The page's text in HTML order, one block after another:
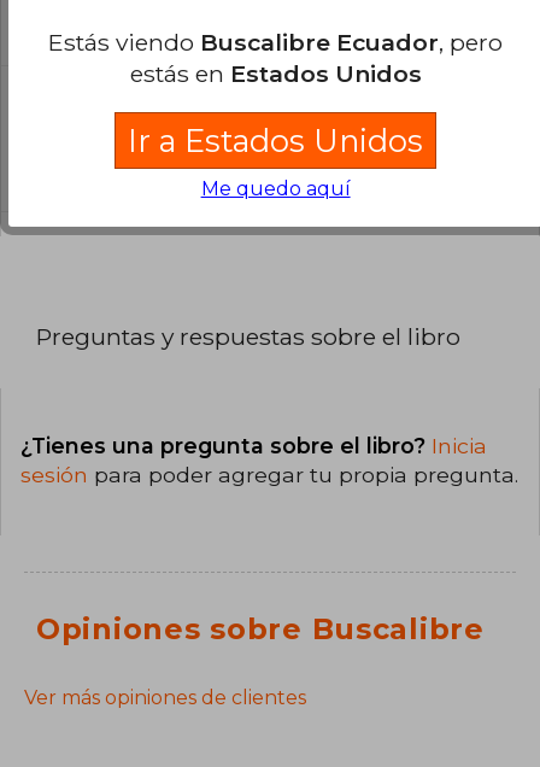
La encuadernación de esta edición es Tapa
Preguntas y respuestas sobre el libro
¿Tienes una pregunta sobre el libro? Inicia
sesión para poder agregar tu propia pregunta.
Opiniones sobre Buscalibre
Ver más opiniones de clientes
Estás viendo Buscalibre Ecuador, pero
estás en Estados Unidos
Ir a Estados Unidos
Me quedo aquí